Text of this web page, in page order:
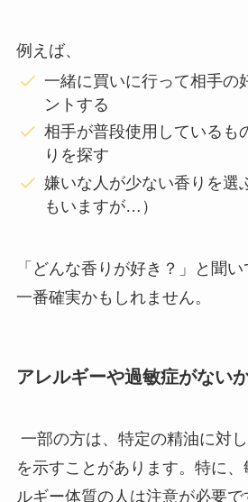
例えば、
一緒に買いに行って相手の
ントする
相手が普段使用しているも
りを探す
嫌いな人が少ない香りを選
もいますが…）
「どんな香りが好き？」と聞い
一番確実かもしれません。
アレルギーや過敏症がない
一部の方は、特定の精油に対
を示すことがあります。特に
ルギー体質の人は注意が必要で